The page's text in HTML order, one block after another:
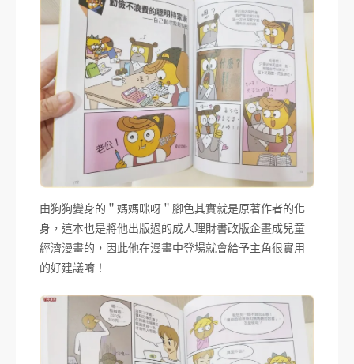
由狗狗變身的＂媽媽咪呀＂腳色其實就是原著作者的化
身，這本也是將他出版過的成人理財書改版企畫成兒童
經濟漫畫的，因此他在漫畫中登場就會給予主角很實用
的好建議唷！